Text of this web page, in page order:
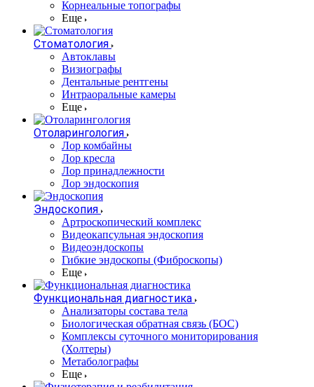
Корнеальные топографы
Еще
Стоматология
Автоклавы
Визиографы
Дентальные рентгены
Интраоральные камеры
Еще
Отоларингология
Лор комбайны
Лор кресла
Лор принадлежности
Лор эндоскопия
Эндоскопия
Артроскопический комплекс
Видеокапсульная эндоскопия
Видеоэндоскопы
Гибкие эндоскопы (Фиброcкопы)
Еще
Функциональная диагностика
Анализаторы состава тела
Биологическая обратная связь (БОС)
Комплексы суточного мониторирования
(Холтеры)
Метаболографы
Еще